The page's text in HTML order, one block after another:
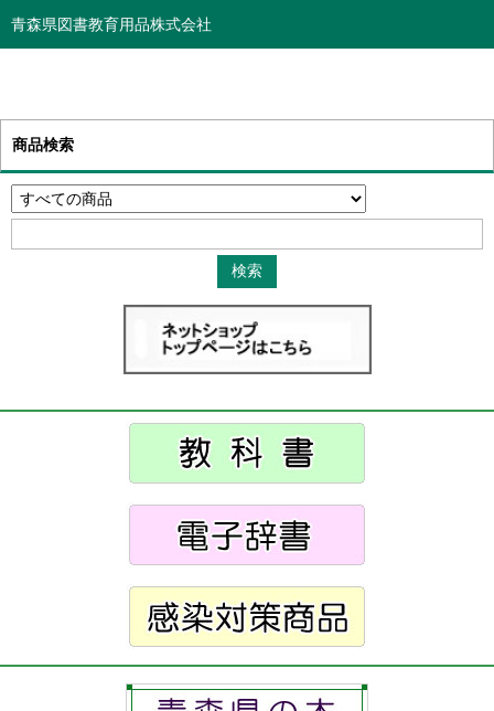
青森県図書教育用品株式会社
商品検索